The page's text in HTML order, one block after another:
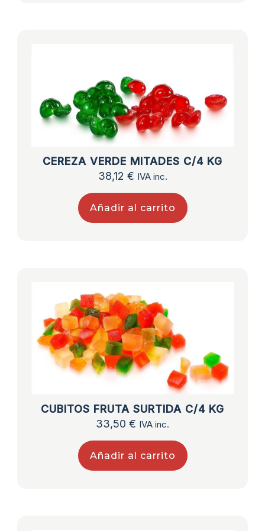
CEREZA VERDE MITADES C/4 KG
38,12 € IVA inc.
Añadir al carrito
CUBITOS FRUTA SURTIDA C/4 KG
33,50 € IVA inc.
Añadir al carrito